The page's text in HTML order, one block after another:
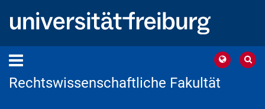
Rechtswissenschaftliche Fakultät